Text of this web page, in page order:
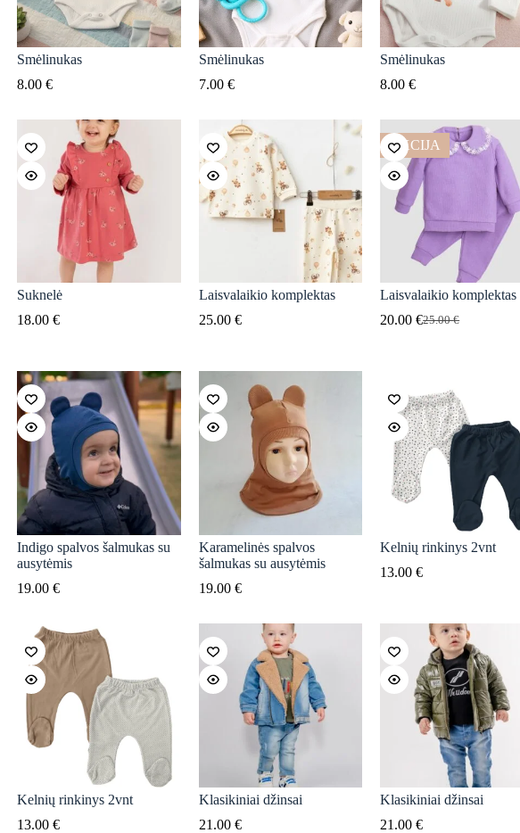
Smėlinukas
8.00 €
Smėlinukas
7.00 €
Smėlinukas
8.00€
Suknelė
18.00 €
Laisvalaikio komplektas
25.00 €
AKCIJA
Laisvalaikio komplektas
25.00€
Original
20.00€Current
Indigo spalvos šalmukas su
ausytėmis
19.00 €
Karamelinės spalvos
šalmukas su ausytėmis
19.00 €
Kelnių rinkinys 2vnt
13.00€
Kelnių rinkinys 2vnt
13.00 €
Klasikiniai džinsai
21.00 €
Klasikiniai džinsai
21.00€